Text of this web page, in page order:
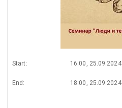
Start: 16:00, 25.09.2024
End: 18:00, 25.09.2024